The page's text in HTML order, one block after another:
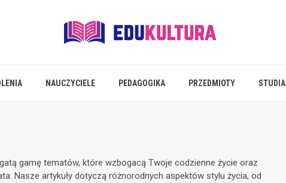
NAUCZYCIELE PEDAGOGIKA PRZEDMIOTY STUDIA
gamę tematów, które wzbogacą Twoje codzienne życie oraz
Nasze artykuły dotyczą różnorodnych aspektów stylu życia, od